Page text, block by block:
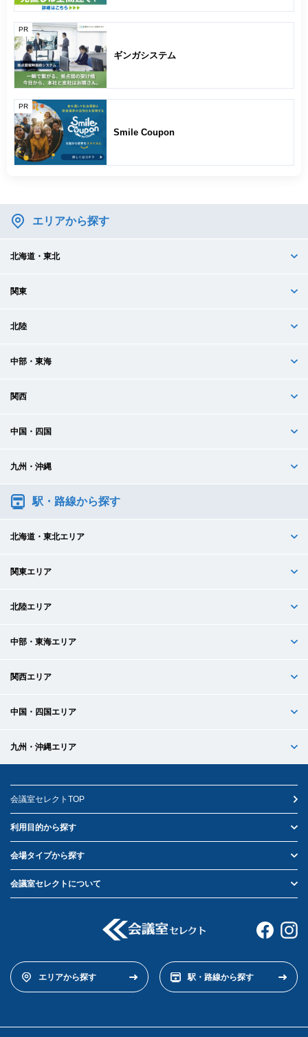
PR
ギンガシステム
PR
Smile Coupon
エリアから探す
北海道・東北
関東
北陸
中部・東海
関西
中国・四国
九州・沖縄
駅・路線から探す
北海道・東北エリア
関東エリア
北陸エリア
中部・東海エリア
関西エリア
中国・四国エリア
九州・沖縄エリア
会議室セレクトTOP
利用目的から探す
会場タイプから探す
会議室セレクトについて
エリアから探す 駅・路線から探す